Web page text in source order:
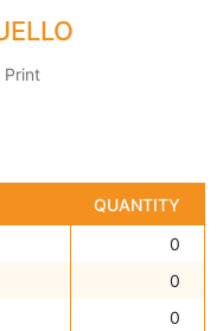
Print
QUANTITY
0
0
0